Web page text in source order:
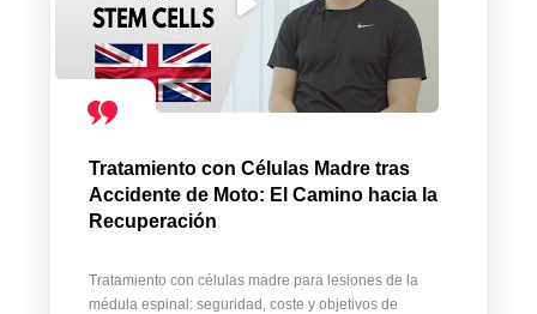
Tratamiento con Células Madre tras
Accidente de Moto: El Camino hacia la
Recuperación
Tratamiento con células madre para lesiones de la
médula espinal: seguridad, coste y objetivos de